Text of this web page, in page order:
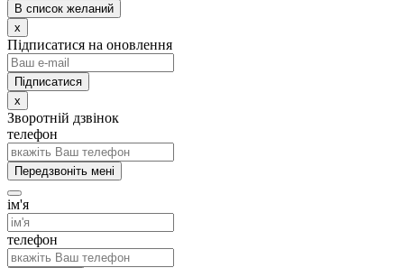
В список желаний
x
Підписатися на оновлення
x
Зворотній дзвінок
телефон
Передзвоніть мені
ім'я
телефон